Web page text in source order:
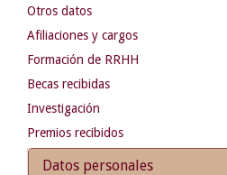
Otros datos
Afiliaciones y cargos
Formación de RRHH
Becas recibidas
Investigación
Premios recibidos
Datos personales